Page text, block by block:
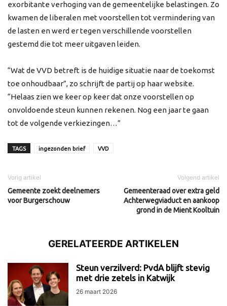
exorbitante verhoging van de gemeentelijke belastingen. Zo
kwamen de liberalen met voorstellen tot vermindering van
de lasten en werd er tegen verschillende voorstellen
gestemd die tot meer uitgaven leiden.
“Wat de VVD betreft is de huidige situatie naar de toekomst
toe onhoudbaar”, zo schrijft de partij op haar website.
“Helaas zien we keer op keer dat onze voorstellen op
onvoldoende steun kunnen rekenen. Nog een jaar te gaan
tot de volgende verkiezingen…”
TAGS ingezonden brief VVD
Vorig artikel
Gemeente zoekt deelnemers
voor Burgerschouw
Volgend artikel
Gemeenteraad over extra geld
Achterwegviaduct en aankoop
grond in de Mient Kooltuin
GERELATEERDE ARTIKELEN
Steun verzilverd: PvdA blijft stevig
met drie zetels in Katwijk
26 maart 2026